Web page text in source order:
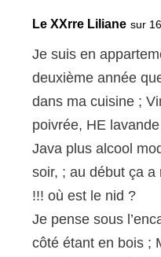
Le XXrre Liliane sur
Je suis en
deuxième année
dans ma cuisine ;
poivrée, HE
Java plus alcool
soir, ; au début ça
!!! où est le nid ?
Je pense sous
côté étant en bois ;